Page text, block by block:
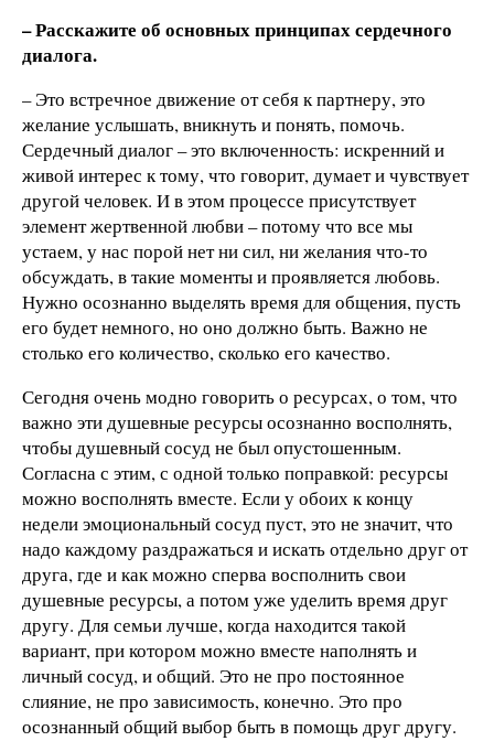
– Расскажите об основных принципах сердечного
диалога.
– Это встречное движение от себя к партнеру, это
желание услышать, вникнуть и понять, помочь.
Сердечный диалог – это включенность: искренний и
живой интерес к тому, что говорит, думает и чувствует
другой человек. И в этом процессе присутствует
элемент жертвенной любви – потому что все мы
устаем, у нас порой нет ни сил, ни желания что-то
обсуждать, в такие моменты и проявляется любовь.
Нужно осознанно выделять время для общения, пусть
его будет немного, но оно должно быть. Важно не
столько его количество, сколько его качество.
Сегодня очень модно говорить о ресурсах, о том, что
важно эти душевные ресурсы осознанно восполнять,
чтобы душевный сосуд не был опустошенным.
Согласна с этим, с одной только поправкой: ресурсы
можно восполнять вместе. Если у обоих к концу
недели эмоциональный сосуд пуст, это не значит, что
надо каждому раздражаться и искать отдельно друг от
друга, где и как можно сперва восполнить свои
душевные ресурсы, а потом уже уделить время друг
другу. Для семьи лучше, когда находится такой
вариант, при котором можно вместе наполнять и
личный сосуд, и общий. Это не про постоянное
слияние, не про зависимость, конечно. Это про
осознанный общий выбор быть в помощь друг другу.